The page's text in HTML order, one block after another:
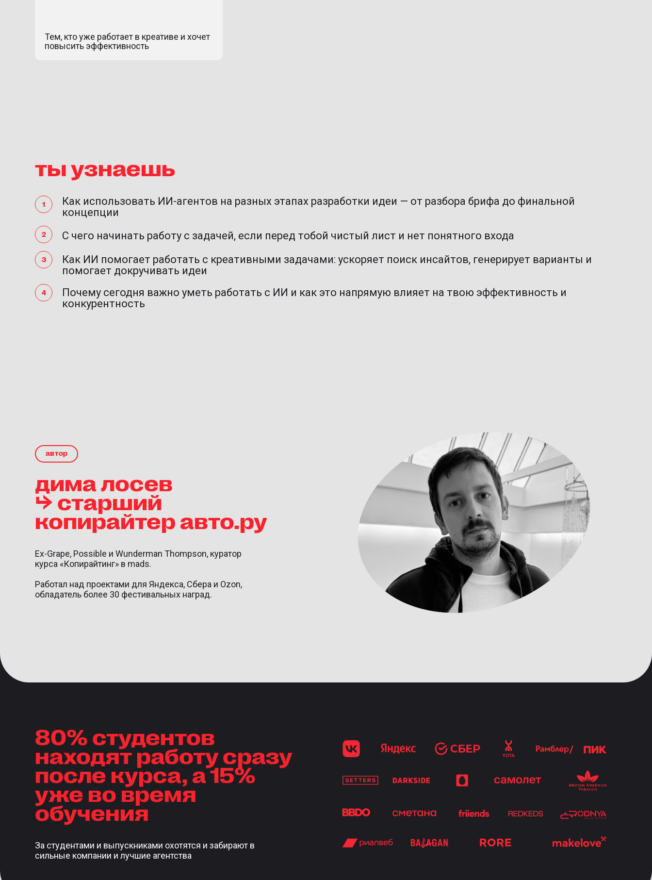
Тем, кто уже работает в креативе и хочет
повысить эффективность
ты узнаешь
Как использовать ИИ-агентов на разных этапах разработки идеи — от разбора брифа до финальной
концепции
С чего начинать работу с задачей, если перед тобой чистый лист и нет понятного входа
Как ИИ помогает работать с креативными задачами: ускоряет поиск инсайтов, генерирует варианты и
помогает докручивать идеи
Почему сегодня важно уметь работать с ИИ и как это напрямую влияет на твою эффективность и
конкурентность
автор
дима лосев
⮡ старший
копирайтер авто.ру
Ex-Grape, Possible и Wunderman Thompson, куратор
курса «Копирайтинг» в mads.
Работал над проектами для Яндекса, Сбера и Ozon,
обладатель более 30 фестивальных наград.
80% студентов
находят работу сразу
после курса, а 15%
уже во время
обучения
За студентами и выпускниками охотятся и забирают в
сильные компании и лучшие агентства